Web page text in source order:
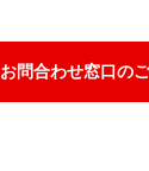
お問合わせ窓口の